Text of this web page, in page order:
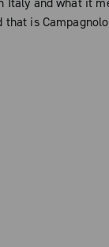
that is Campagnolo